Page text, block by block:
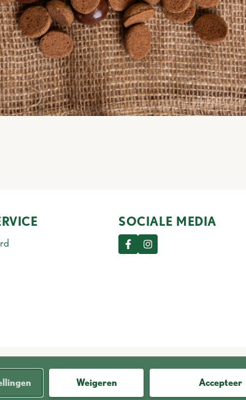
Weigeren Accepteer
SOCIALE MEDIA
Algemene voorwaarden Cookie informatie